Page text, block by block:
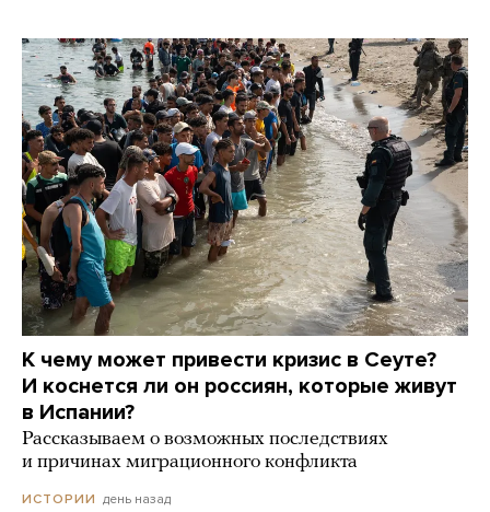
К чему может привести кризис в Сеуте?
И коснется ли он россиян, которые живут
в Испании?
Рассказываем о возможных последствиях
и причинах миграционного конфликта
ИСТОРИИ день назад